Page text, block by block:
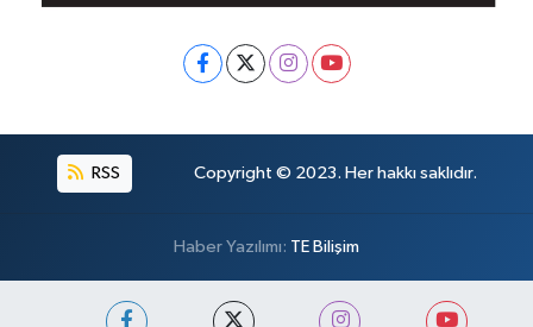
RSS Copyright © 2023. Her hakkı saklıdır.
Haber Yazılımı: TE Bilişim